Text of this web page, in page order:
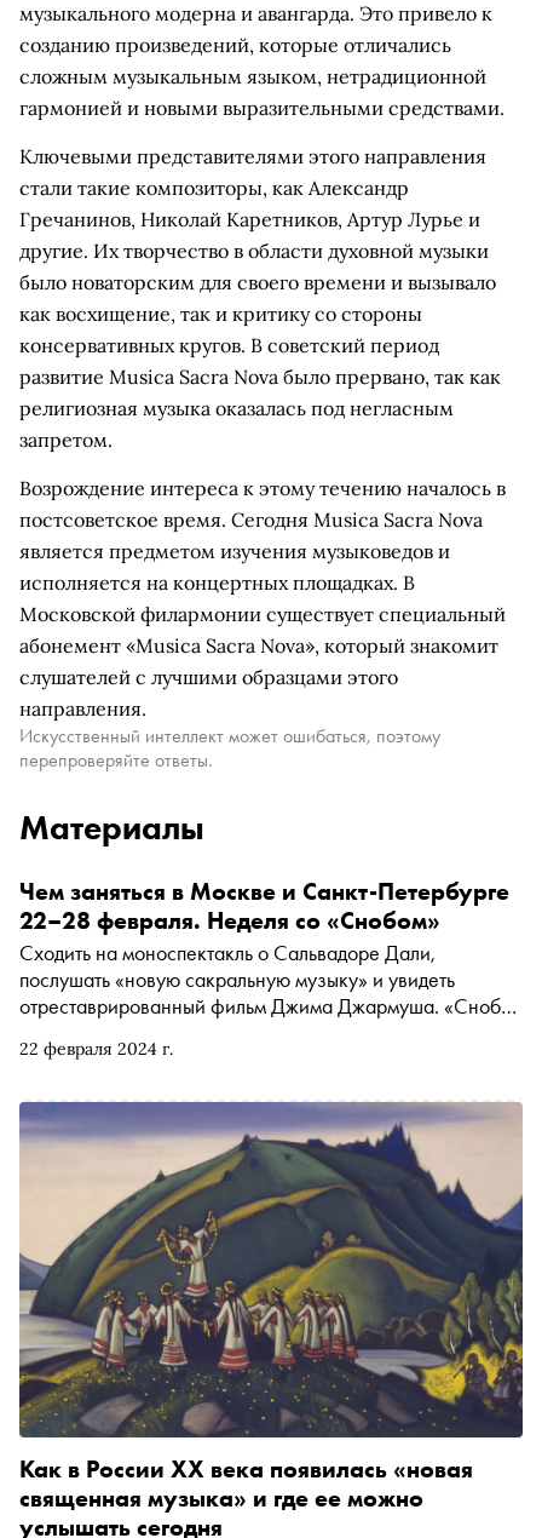
музыкального модерна и авангарда. Это привело к
созданию произведений, которые отличались
сложным музыкальным языком, нетрадиционной
гармонией и новыми выразительными средствами.
Ключевыми представителями этого направления
стали такие композиторы, как Александр
Гречанинов, Николай Каретников, Артур Лурье и
другие. Их творчество в области духовной музыки
было новаторским для своего времени и вызывало
как восхищение, так и критику со стороны
консервативных кругов. В советский период
развитие Musica Sacra Nova было прервано, так как
религиозная музыка оказалась под негласным
запретом.
Возрождение интереса к этому течению началось в
постсоветское время. Сегодня Musica Sacra Nova
является предметом изучения музыковедов и
исполняется на концертных площадках. В
Московской филармонии существует специальный
абонемент «Musica Sacra Nova», который знакомит
слушателей с лучшими образцами этого
направления.
Искусственный интеллект может ошибаться, поэтому
перепроверяйте ответы.
Материалы
22 февраля 2024 г.
Чем заняться в Москве и Санкт-Петербурге
22–28 февраля. Неделя со «Снобом»
Сходить на моноспектакль о Сальвадоре Дали,
послушать «новую сакральную музыку» и увидеть
отреставрированный фильм Джима Джармуша. «Сноб»
ближайшей неделе
Как в России XX века появилась «новая
священная музыка» и где ее можно
услышать сегодня